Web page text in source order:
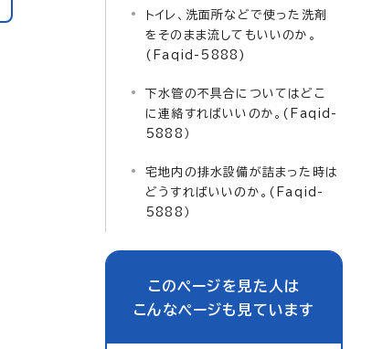
トイレ、洗面所などで使った洗剤
をそのまま流してもいいのか。
(Faqid-5888)
下水管の不具合についてはどこ
に連絡すればいいのか。(Faqid-
5888）
宅地内の排水設備が詰まった時は
どうすればいいのか。(Faqid-
5888）
このページを見た人は
こんなページも見ています